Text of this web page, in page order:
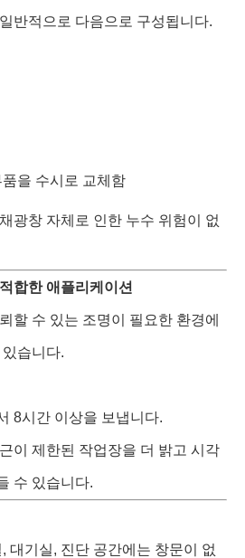
반적으로 다음으로 구성됩니다.
을 수시로 교체함
광창 자체로 인한 누수 위험이 없
합한 애플리케이션
할 수 있는 조명이 필요한 환경에
습니다.
8시간 이상을 보냅니다.
이 제한된 작업장을 더 밝고 시각
수 있습니다.
대기실, 진단 공간에는 창문이 없